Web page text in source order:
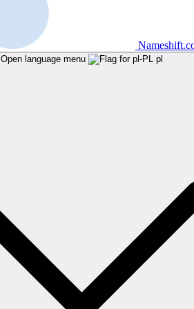
Open language menu pl